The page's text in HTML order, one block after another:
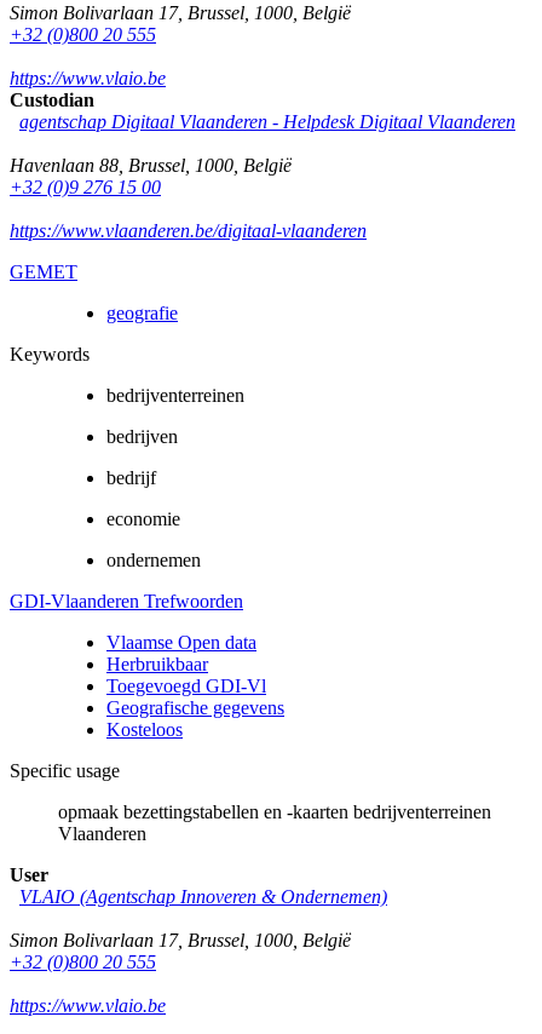
Simon Bolivarlaan 17, Brussel 1000 België
+32 (0)800 20 555
https://www.vlaio.be
Custodian
agentschap Digitaal Vlaanderen - Helpdesk Digitaal Vlaanderen
Havenlaan 88 Brussel 1000 België
+32 (0)9 276 15 00
https://www.vlaanderen.be/digitaal-vlaanderen
GEMET
geografie
Keywords
bedrijventerreinen
bedrijven
bedrijf
economie
ondernemen
GDI-Vlaanderen Trefwoorden
Vlaamse Open data
Herbruikbaar
Toegevoegd GDI-Vl
Geografische gegevens
Kosteloos
Specific usage
opmaak bezettingstabellen en -kaarten bedrijventerreinen
Vlaanderen
User
VLAIO (Agentschap Innoveren & Ondernemen)
Simon Bolivarlaan 17, Brussel 1000 België
+32 (0)800 20 555
https://www.vlaio.be